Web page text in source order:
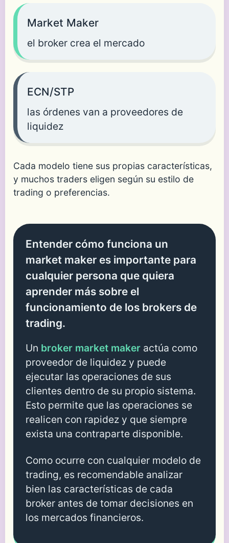
Market Maker
el broker crea el mercado
ECN/STP
las órdenes van a proveedores de
liquidez
Cada modelo tiene sus propias características,
y muchos traders eligen según su estilo de
trading o preferencias.
Entender cómo funciona un
market maker es importante para
cualquier persona que quiera
aprender más sobre el
funcionamiento de los brokers de
trading.
Un broker market maker actúa como
proveedor de liquidez y puede
ejecutar las operaciones de sus
clientes dentro de su propio sistema.
Esto permite que las operaciones se
realicen con rapidez y que siempre
exista una contraparte disponible.
Como ocurre con cualquier modelo de
trading, es recomendable analizar
bien las características de cada
broker antes de tomar decisiones en
los mercados financieros.